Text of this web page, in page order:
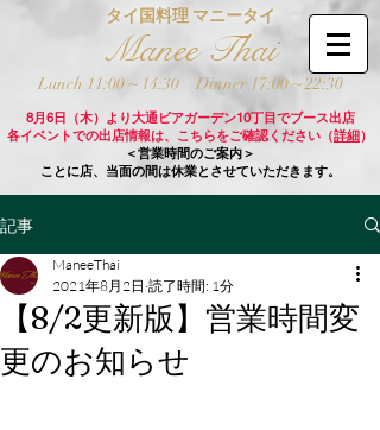
タイ国料理 マニータイ
Manee Thai
Lunch 11:00 ~ 14:30 Dinner 17:00 ~ 22:30
8月6日（木）より大通ビアガーデン10丁目でブース出店
各イベントでの出店情報は、こちらをご確認ください（詳細）
＜営業時間のご案内＞
ことに店、当面の間は休業とさせていただきます。
記事
【8/2更新版】営業時間変
更のお知らせ
ManeeThai
2021年8月2日 読了時間: 1分